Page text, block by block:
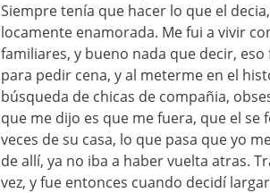
Siempre tenía que hacer lo que el
locamente enamorada. Me fui a vivir
familiares, y bueno nada que decir,
para pedir cena, y al meterme en el
búsqueda de chicas de compañia,
que me dijo es que me fuera, que el
veces de su casa, lo que pasa que yo
de allí, ya no iba a haber vuelta atras.
vez, y fue entonces cuando decidí